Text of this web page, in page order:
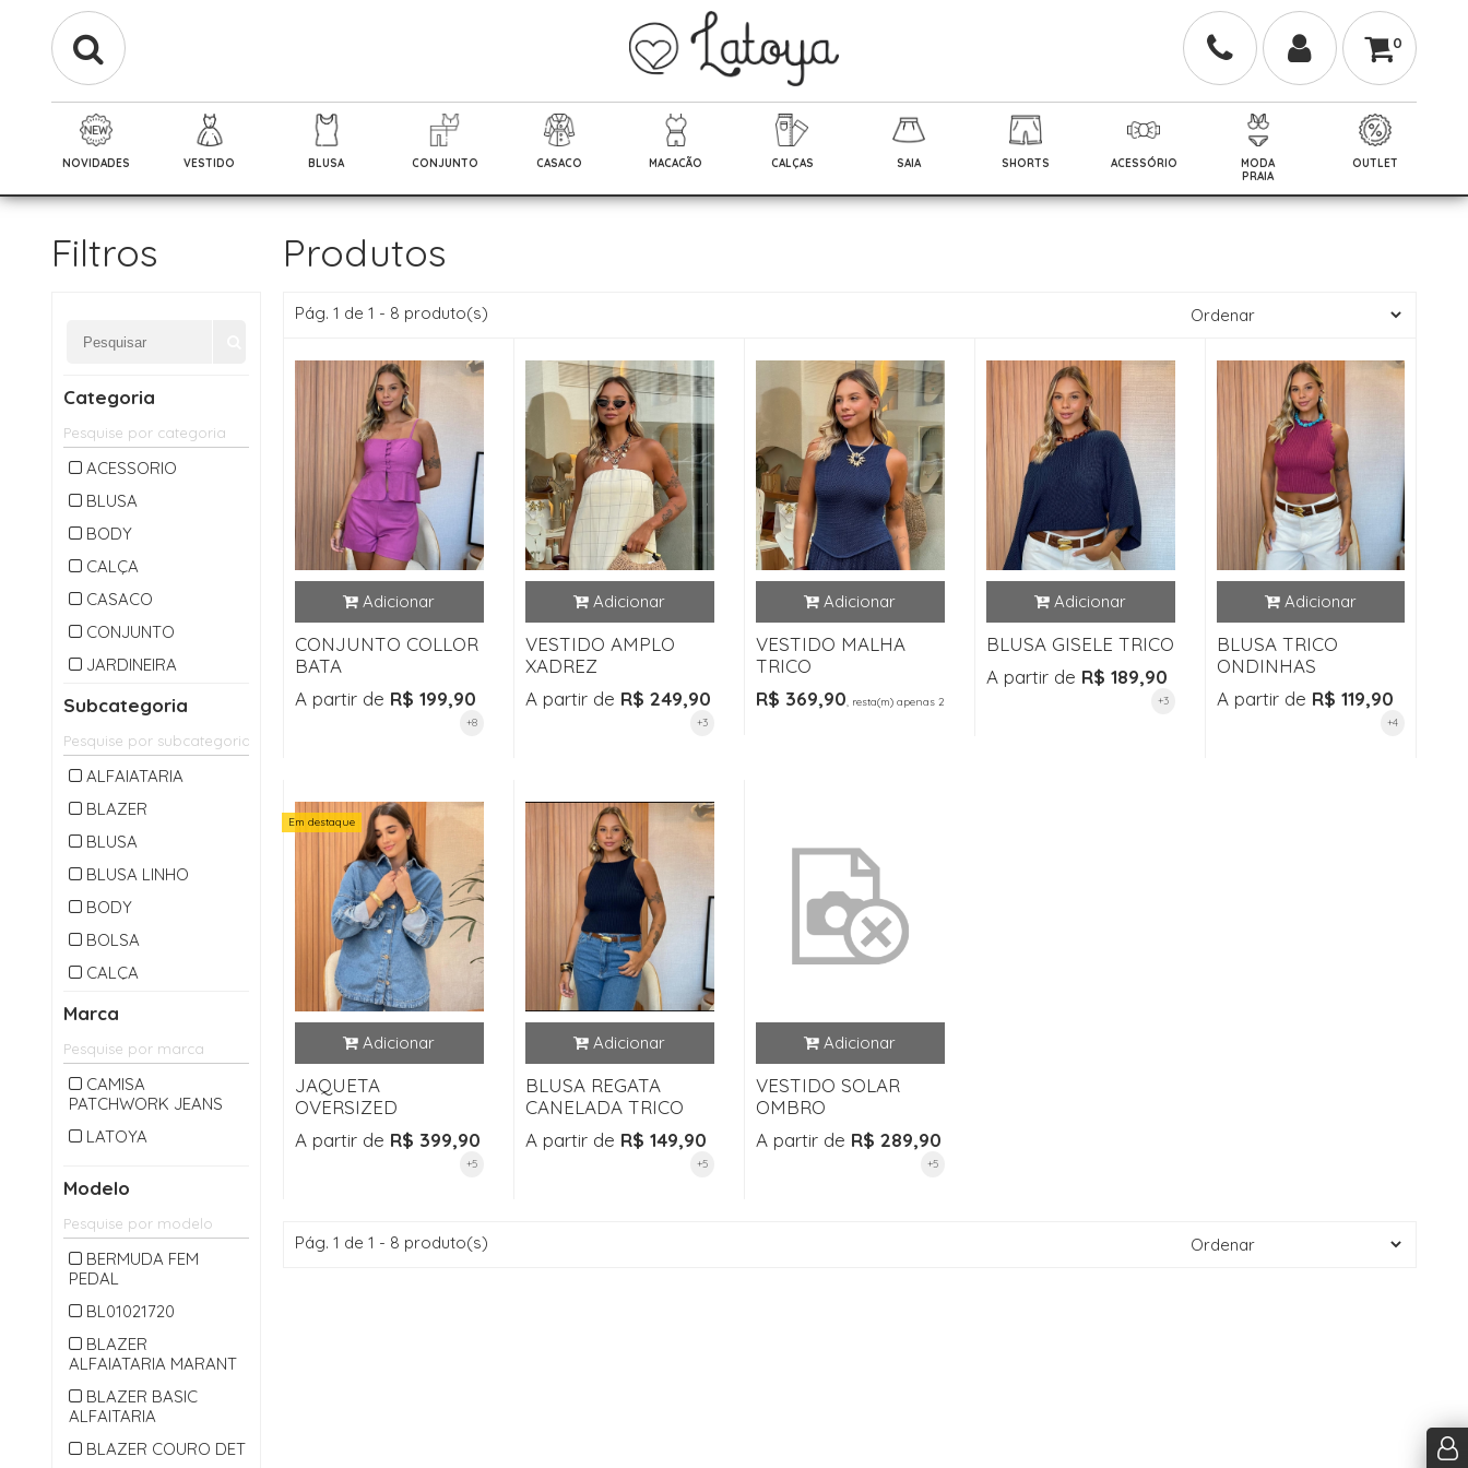
0
NOVIDADES VESTIDO BLUSA CONJUNTO CASACO MACACÃO CALÇAS SAIA SHORTS ACESSÓRIO
MODA
PRAIA
OUTLET
Filtros
Categoria
ACESSORIO
BLUSA
BODY
CALÇA
CASACO
CONJUNTO
JARDINEIRA
MACACAO
PARKA
Subcategoria
ALFAIATARIA
BLAZER
BLUSA
BLUSA LINHO
BODY
BOLSA
CALÇA
CALÇA LONGA
CARDIGAM
CASACO
CASAQUETO
CINTO
COLETE
CONJUNTO
CROPPED
JAQUETA
JARDINEIRA
JEANS
Marca
CAMISA
PATCHWORK JEANS
LATOYA
Modelo
BERMUDA FEM
PEDAL
BL01021720
BLAZER
ALFAIATARIA MARANT
BLAZER BASIC
ALFAITARIA
BLAZER COURO DET
Produtos
Pág. 1 de 1 - 8 produto(s)
CONJUNTO COLLOR
BATA
A partir de R$ 199,90
+8
VESTIDO AMPLO
XADREZ
A partir de R$ 249,90
+3
VESTIDO MALHA
TRICO
R$ 369,90, resta(m) apenas 2
BLUSA GISELE TRICO
A partir de R$ 189,90
+3
BLUSA TRICO
ONDINHAS
A partir de R$ 119,90
+4
Em destaque
JAQUETA
OVERSIZED
A partir de R$ 399,90
+5
BLUSA REGATA
CANELADA TRICO
A partir de R$ 149,90
+5
VESTIDO SOLAR
OMBRO
A partir de R$ 289,90
+5
Pág. 1 de 1 - 8 produto(s)